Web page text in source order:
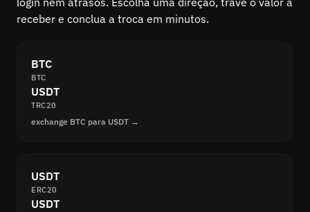
receber e conclua a troca em minutos.
BTC
BTC
USDT
TRC20
exchange BTC para USDT →
USDT
ERC20
USDT